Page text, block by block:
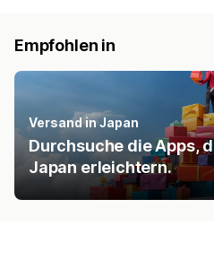
Empfohlen in
Versand in Japan
Durchsuche die Apps,
Japan erleichtern.